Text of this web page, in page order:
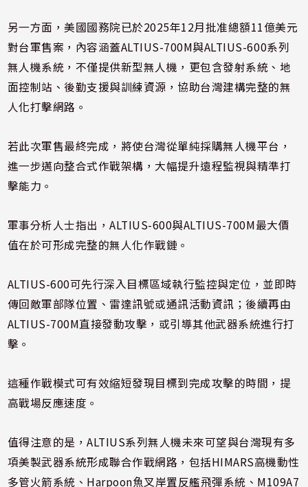
另一方面，美國國務院已於2025年12月批准總額11億美元
對台軍售案，內容涵蓋ALTIUS-700M與ALTIUS-600系列
無人機系統，不僅提供新型無人機，更包含發射系統、地
面控制站、後勤支援與訓練資源，協助台灣建構完整的無
人化打擊網路。
若此次軍售最終完成，將使台灣從單純採購無人機平台，
進一步邁向整合式作戰架構，大幅提升遠程監視與精準打
擊能力。
軍事分析人士指出，ALTIUS-600與ALTIUS-700M最大價
值在於可形成完整的無人化作戰鏈。
ALTIUS-600可先行深入目標區域執行監控與定位，並即時
傳回敵軍部隊位置、雷達訊號或通訊活動資訊；後續再由
ALTIUS-700M直接發動攻擊，或引導其他武器系統進行打
擊。
這種作戰模式可有效縮短發現目標到完成攻擊的時間，提
高戰場反應速度。
值得注意的是，ALTIUS系列無人機未來可望與台灣現有多
項美製武器系統形成聯合作戰網路，包括HIMARS高機動性
多管火箭系統、Harpoon魚叉岸置反艦飛彈系統、M109A7